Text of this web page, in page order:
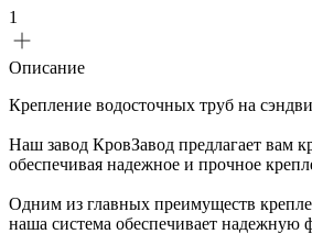
1
Описание
Крепление водосточных труб на
Наш завод КровЗавод предлагает вам
обеспечивая надежное и прочное
Одним из главных преимуществ
наша система обеспечивает надежную